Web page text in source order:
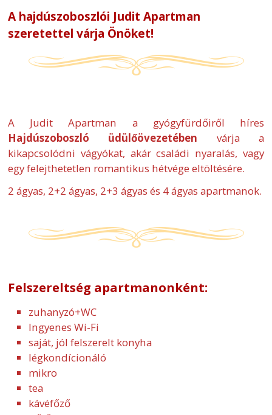
A hajdúszoboszlói Judit Apartman
szeretettel várja Önöket!
A Judit Apartman a gyógyfürdőiről híres
Hajdúszoboszló üdülőövezetében várja a
kikapcsolódni vágyókat, akár családi nyaralás, vagy
egy felejthetetlen romantikus hétvége eltöltésére.
2 ágyas, 2+2 ágyas, 2+3 ágyas és 4 ágyas apartmanok.
Felszereltség apartmanonként:
zuhanyzó+WC
Ingyenes Wi-Fi
saját, jól felszerelt konyha
légkondícionáló
mikro
tea
kávéfőző